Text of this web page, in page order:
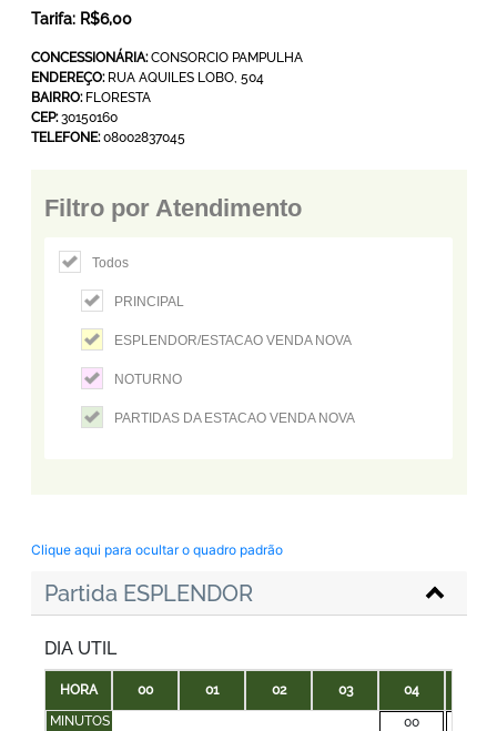
Tarifa: R$6,00
CONCESSIONÁRIA:CONSORCIO PAMPULHA
ENDEREÇO:RUA AQUILES LOBO, 504
BAIRRO:FLORESTA
CEP:30150160
TELEFONE:08002837045
Filtro por Atendimento
Todos
PRINCIPAL
ESPLENDOR/ESTACAO VENDA NOVA
NOTURNO
PARTIDAS DA ESTACAO VENDA NOVA
Clique aqui para ocultar o quadro padrão
Partida ESPLENDOR
DIA UTIL
HORA 00 01 02 03 04
MINUTOS
00